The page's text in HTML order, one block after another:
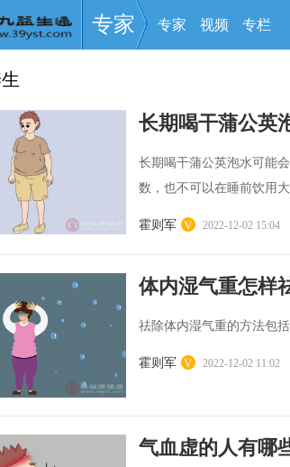
专家 专家 视频 专栏
长期喝干蒲公英
长期喝干蒲公英泡水可能
数，也不可以在睡前饮用
霍则军 2022-12-02 15:04
体内湿气重怎样
祛除体内湿气重的方法包
霍则军 2022-12-02 11:02
气血虚的人有哪